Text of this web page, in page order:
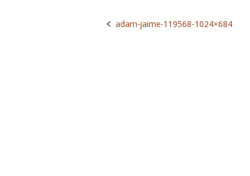
Post
adam-jaime-119568-1024×684